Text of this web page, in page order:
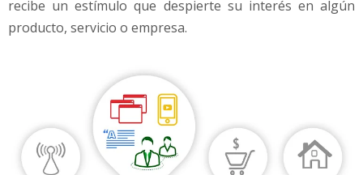
e
r
recibe un estímulo que despierte su interés en algún
producto, servicio o empresa.